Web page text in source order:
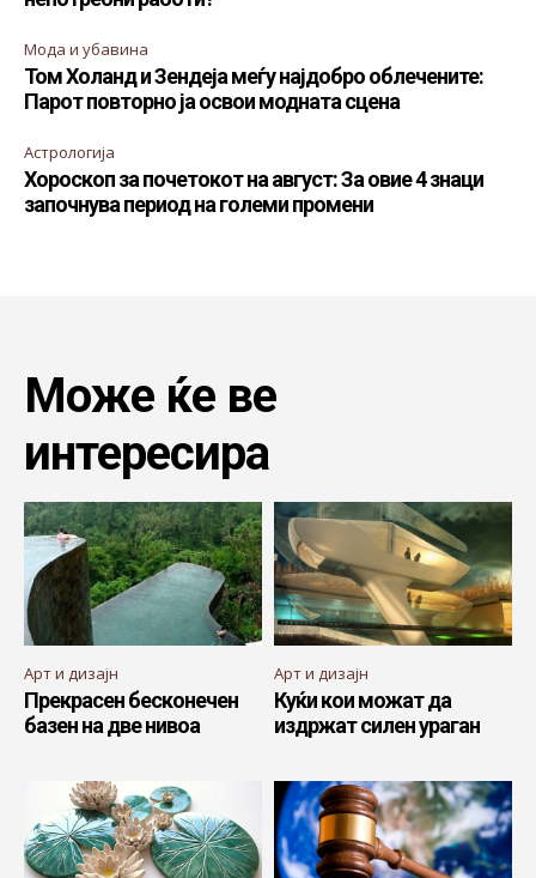
Мода и убавина
Том Холанд и Зендеја меѓу најдобро облечените:
Парот повторно ја освои модната сцена
Астрологија
Хороскоп за почетокот на август: За овие 4 знаци
започнува период на големи промени
Може ќе ве
интересира
Арт и дизајн
Прекрасен бесконечен
базен на две нивоа
Арт и дизајн
Куќи кои можат да
издржат силен ураган